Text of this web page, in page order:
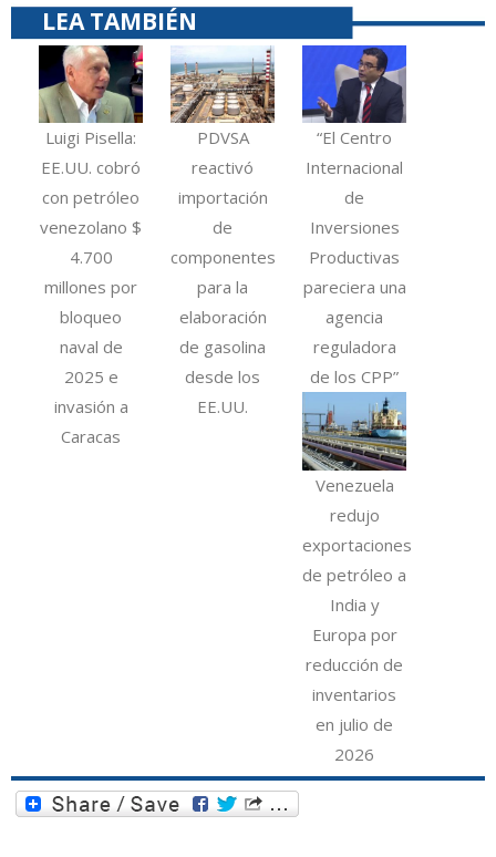
LEA TAMBIÉN
Luigi Pisella:
EE.UU. cobró
con petróleo
venezolano $
4.700
millones por
bloqueo
naval de
2025 e
invasión a
Caracas
PDVSA
reactivó
importación
de
componentes
para la
elaboración
de gasolina
desde los
EE.UU.
“El Centro
Internacional
de
Inversiones
Productivas
pareciera una
agencia
reguladora
de los CPP”
Venezuela
redujo
exportaciones
de petróleo a
India y
Europa por
reducción de
inventarios
en julio de
2026